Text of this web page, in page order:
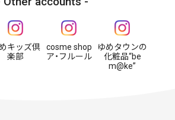
キッズ倶
楽部
cosme shop
ア・フルール
ゆめタウンの
化粧品“be
m@ke”